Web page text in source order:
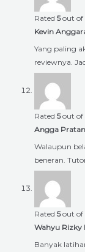
Rated 5out of
Kevin
Yang paling
reviewnya.
Rated 5out of
Angga
Walaupun
beneran.
Rated 5out of
Wahyu Rizky
Banyak